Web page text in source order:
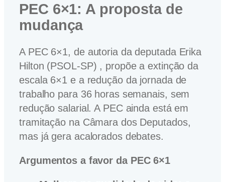
PEC 6×1: A proposta de
mudança
A PEC 6×1, de autoria da deputada Erika
Hilton (PSOL-SP) , propõe a extinção da
escala 6×1 e a redução da jornada de
trabalho para 36 horas semanais, sem
redução salarial. A PEC ainda está em
tramitação na Câmara dos Deputados,
mas já gera acalorados debates.
Argumentos a favor da PEC 6×1